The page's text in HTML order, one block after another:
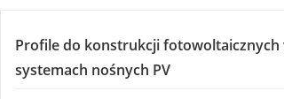
Profile do konstrukcji fotowoltaicznych
systemach nośnych PV